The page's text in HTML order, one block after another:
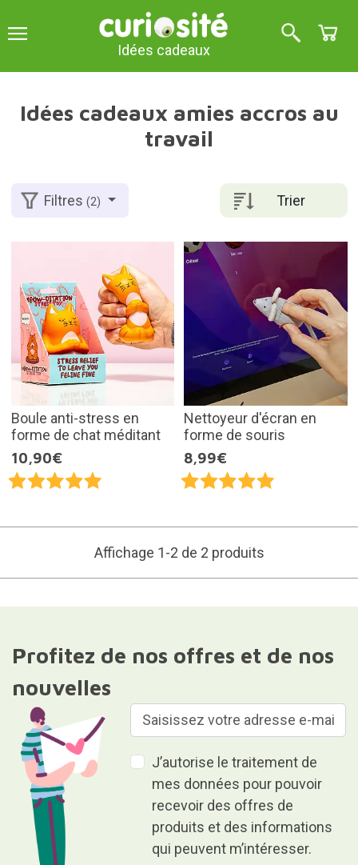
Idées cadeaux
Idées cadeaux amies accros au
travail
Trier
Filtres(2)
Boule anti-stress en
forme de chat méditant
10,90€
Nettoyeur d'écran en
forme de souris
8,99€
Affichage 1-2 de 2 produits
Profitez de nos offres et de nos
nouvelles
J’autorise le traitement de
mes données pour pouvoir
recevoir des offres de
produits et des informations
qui peuvent m’intéresser.